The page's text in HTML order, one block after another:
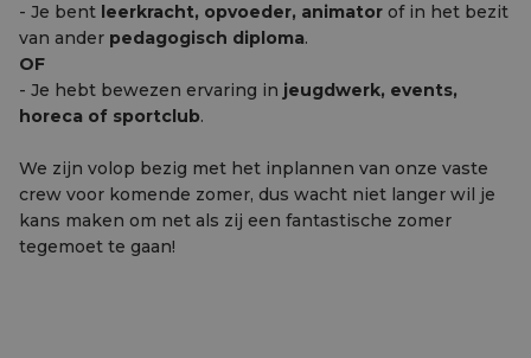
- Je bent leerkracht, opvoeder, animator of in het bezit
van ander pedagogisch diploma.
OF
- Je hebt bewezen ervaring in jeugdwerk, events,
horeca of sportclub.
We zijn volop bezig met het inplannen van onze vaste
crew voor komende zomer, dus wacht niet langer wil je
kans maken om net als zij een fantastische zomer
tegemoet te gaan!